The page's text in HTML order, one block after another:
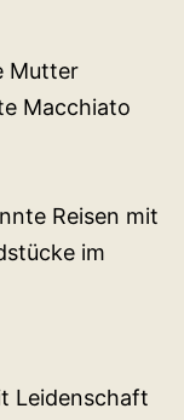
Mutter
Macchiato
Reisen mit
im
Leidenschaft